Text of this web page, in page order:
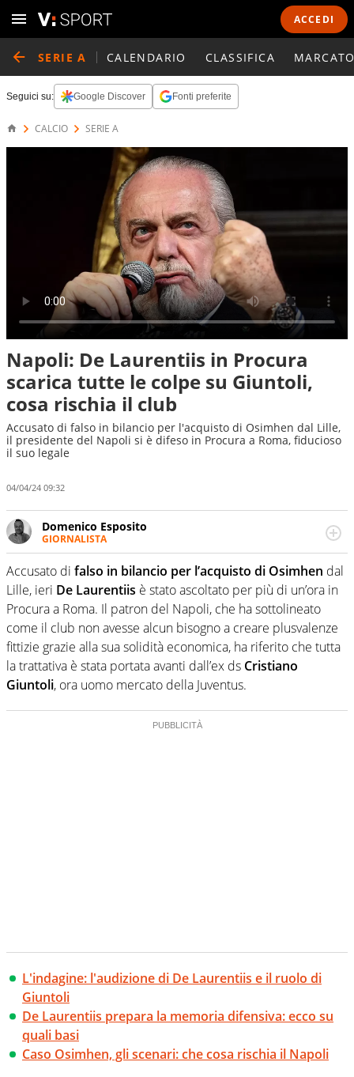
ACCEDI
SERIE A CALENDARIO CLASSIFICA
Seguici su: Google Discover Fonti preferite
CALCIO SERIE A
Napoli: De Laurentiis in Procura
scarica tutte le colpe su Giuntoli,
cosa rischia il club
Accusato di falso in bilancio per l'acquisto di Osimhen dal Lille,
il presidente del Napoli si è difeso in Procura a Roma, fiducioso
il suo legale
04/04/24 09:32
Domenico Esposito
GIORNALISTA
Da vent’anni in campo e sul campo per vivere ogni evento
in tutte le sue sfaccettature. Passione smisurata per il
calcio e per la sfera di cuoio. Il pallone è una cosa
serissima, guai a dirgli di no
Accusato di falso in bilancio per l’acquisto di Osimhen dal
Lille, ieri De Laurentiis è stato ascoltato per più di un’ora in
Procura a Roma. Il patron del Napoli, che ha sottolineato
come il club non avesse alcun bisogno a creare plusvalenze
fittizie grazie alla sua solidità economica, ha riferito che tutta
la trattativa è stata portata avanti dall’ex ds Cristiano
Giuntoli, ora uomo mercato della Juventus.
L'indagine: l'audizione di De Laurentiis e il ruolo di
Giuntoli
De Laurentiis prepara la memoria difensiva: ecco su
quali basi
Caso Osimhen, gli scenari: che cosa rischia il Napoli